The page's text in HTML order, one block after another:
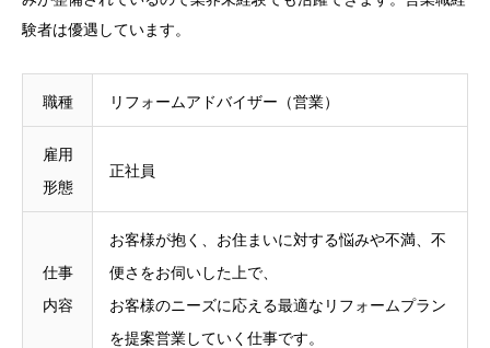
験者は優遇しています。
職種 リフォームアドバイザー（営業）
雇用
形態
正社員
仕事
内容
お客様が抱く、お住まいに対する悩みや不満、不
便さをお伺いした上で、
お客様のニーズに応える最適なリフォームプラン
を提案営業していく仕事です。